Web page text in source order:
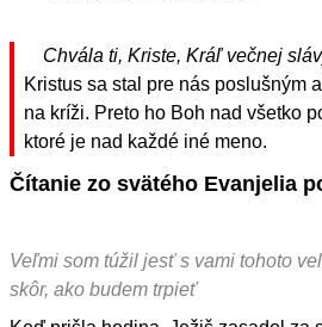
Chvála ti, Kriste, Kráľ večnej
Kristus sa stal pre nás poslušným
na kríži. Preto ho Boh nad všetko
ktoré je nad každé iné meno.
Čítanie zo svätého Evanjelia
Veľmi som túžil jesť s vami tohoto
skôr, ako budem trpieť